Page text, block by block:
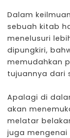
Dalam
sebuah kitab
menelusuri
dipungkiri,
memudahkan
tujuannya dari
Apalagi di
akan
melatar
juga